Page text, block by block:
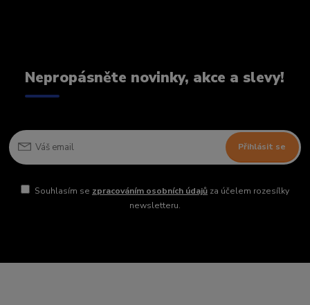
Nepropásněte novinky, akce a slevy!
Přihlásit se
Souhlasím se zpracováním osobních údajůza účelem rozesílky
newsletteru.